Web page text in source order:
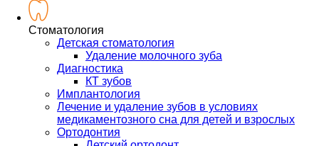
Стоматология
Детская стоматология
Удаление молочного зуба
Диагностика
КТ зубов
Имплантология
Лечение и удаление зубов в условиях
медикаментозного сна для детей и взрослых
Ортодонтия